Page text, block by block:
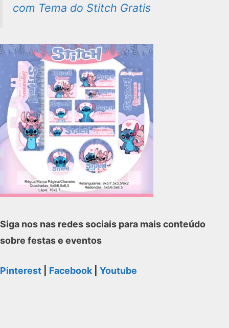
com Tema do Stitch Gratis
Siga nos nas redes sociais para mais conteúdo
sobre festas e eventos
Pinterest Facebook Youtube